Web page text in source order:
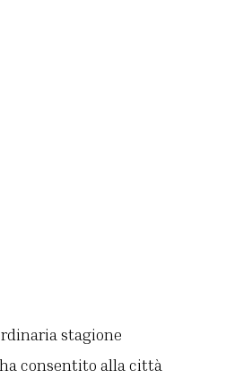
stagione
consentito alla città